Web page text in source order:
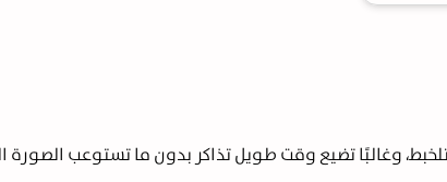
وغالبًا تضيع وقت طويل تذاكر بدون ما تستوعب الصورة